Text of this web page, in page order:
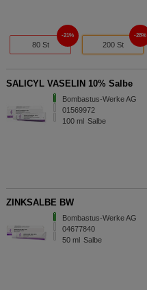
80 St
21%
200 St
28%
SALICYL VASELIN 10% Salbe
Bombastus-Werke AG
01569972
100 ml Salbe
ZINKSALBE BW
Bombastus-Werke AG
04677840
50 ml Salbe